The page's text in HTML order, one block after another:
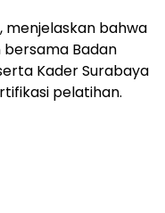
menjelaskan bahwa
Badan
Kader Surabaya
pelatihan.